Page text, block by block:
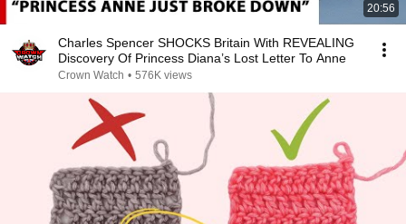
20:56
Charles Spencer SHOCKS Britain With REVEALING
Discovery Of Princess Diana’s Lost Letter To Anne
Crown Watch • 576K views